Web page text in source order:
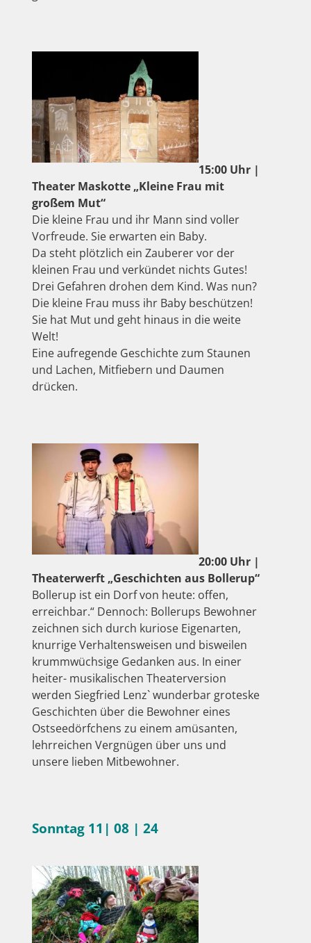
15:00 Uhr |
Theater Maskotte „Kleine Frau mit
großem Mut“
Die kleine Frau und ihr Mann sind voller
Vorfreude. Sie erwarten ein Baby.
Da steht plötzlich ein Zauberer vor der
kleinen Frau und verkündet nichts Gutes!
Drei Gefahren drohen dem Kind. Was nun?
Die kleine Frau muss ihr Baby beschützen!
Sie hat Mut und geht hinaus in die weite
Welt!
Eine aufregende Geschichte zum Staunen
und Lachen, Mitfiebern und Daumen
drücken.
20:00 Uhr |
Theaterwerft „Geschichten aus Bollerup“
Bollerup ist ein Dorf von heute: offen,
erreichbar.“ Dennoch: Bollerups Bewohner
zeichnen sich durch kuriose Eigenarten,
knurrige Verhaltensweisen und bisweilen
krummwüchsige Gedanken aus. In einer
heiter- musikalischen Theaterversion
werden Siegfried Lenz` wunderbar groteske
Geschichten über die Bewohner eines
Ostseedörfchens zu einem amüsanten,
lehrreichen Vergnügen über uns und
unsere lieben Mitbewohner.
Sonntag 11| 08 | 24